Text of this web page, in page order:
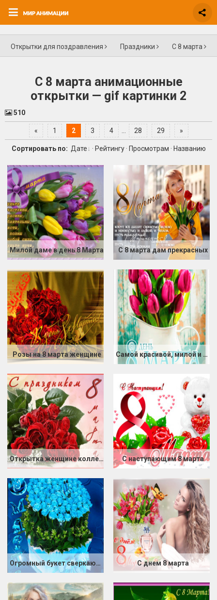
Открытки для поздравления Праздники С 8 марта
С 8 марта анимационные
открытки — gif картинки 2
510
« 1 2 3 4 ... 28 29 »
Сортировать по: Дате · Рейтингу· Просмотрам · Названию
Милой даме в день 8 Марта С 8 марта дам прекрасных
Розы на 8 марта женщине Самой красивой, милой и любимой
Открытка женщине коллеге 8 марта С наступающим 8 марта
Огромный букет сверкающих роз на подарок к 8 марта С днем 8 марта